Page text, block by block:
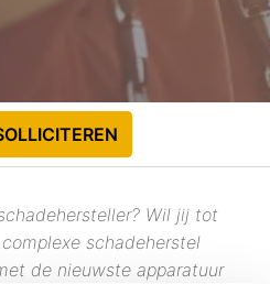
Wil jij tot
schadeherstel
de nieuwste apparatuur